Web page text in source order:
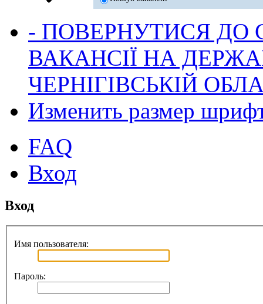
- ПОВЕРНУТИСЯ ДО
ВАКАНСІЇ НА
ЧЕРНІГІВСЬКІЙ
Изменить размер
FAQ
Вход
Вход
Имя пользователя:
Пароль: